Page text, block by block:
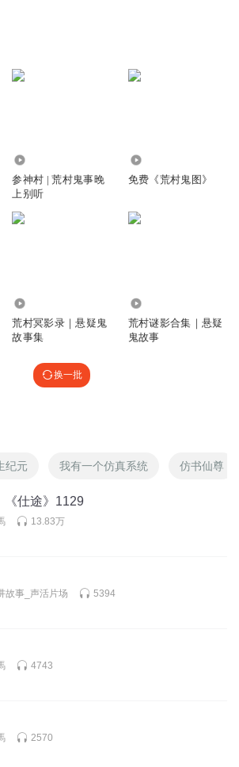
参神村 | 荒村鬼事晚
上别听
免费《荒村鬼图》
荒村冥影录｜悬疑鬼
故事集
荒村谜影合集｜悬疑
鬼故事
换一批
纪元 我有一个仿真系统 仿书仙尊
《仕途》1129
13.83万
故事_声活片场 5394
4743
2570